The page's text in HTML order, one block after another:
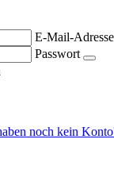
E-Mail-Adresse
Passwort
noch kein